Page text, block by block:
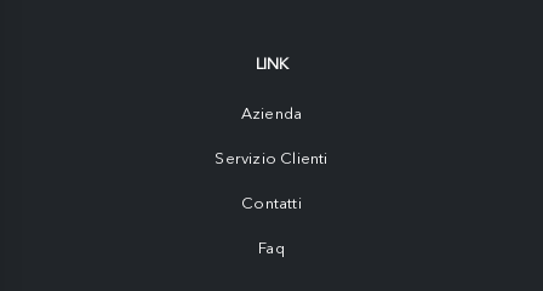
LINK
Azienda
Servizio Clienti
Contatti
Faq